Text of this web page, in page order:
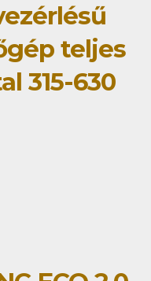
teljes
315-630